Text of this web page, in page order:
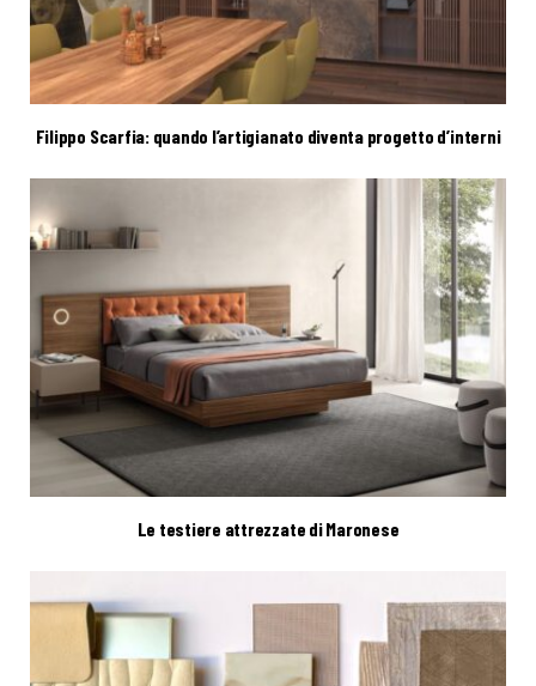
Filippo Scarfia: quando l’artigianato diventa progetto d’interni
Le testiere attrezzate di Maronese